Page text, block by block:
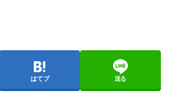
はてブ 送る